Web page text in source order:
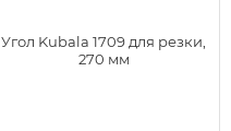
Угол Kubala 1709 для резки,
270 мм